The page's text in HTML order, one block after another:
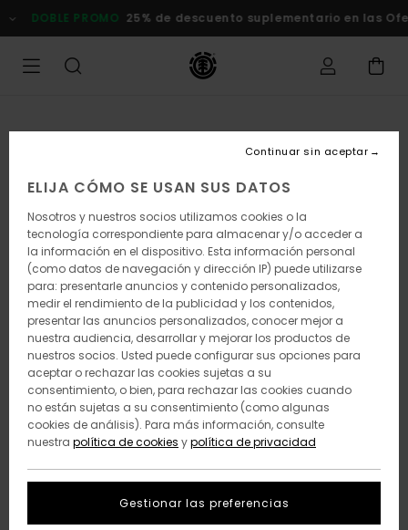
la
DOBLE PROMO 25% de descuento suplementario en las
ELIJA CÓMO SE USAN SUS DATOS
Nosotros y nuestros socios utilizamos cookies o la
tecnología correspondiente para almacenar y/o acceder a
la información en el dispositivo. Esta información personal
(como datos de navegación y dirección IP) puede utilizarse
para: presentarle anuncios y contenido personalizados,
medir el rendimiento de la publicidad y los contenidos,
presentar las anuncios personalizados, conocer mejor a
nuestra audiencia, desarrollar y mejorar los productos de
nuestros socios. Usted puede configurar sus opciones para
aceptar o rechazar las cookies sujetas a su
consentimiento, o bien, para rechazar las cookies cuando
no están sujetas a su consentimiento (como algunas
cookies de análisis). Para más información, consulte
nuestra política de cookies ypolítica de privacidad
Gestionar las preferencias
Continuar sin aceptar